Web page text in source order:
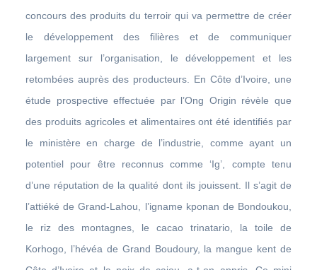
concours des produits du terroir qui va permettre de créer
le développement des filières et de communiquer
largement sur l’organisation, le développement et les
retombées auprès des producteurs. En Côte d’Ivoire, une
étude prospective effectuée par l’Ong Origin révèle que
des produits agricoles et alimentaires ont été identifiés par
le ministère en charge de l’industrie, comme ayant un
potentiel pour être reconnus comme ‘Ig’, compte tenu
d’une réputation de la qualité dont ils jouissent. Il s’agit de
l’attiéké de Grand-Lahou, l’igname kponan de Bondoukou,
le riz des montagnes, le cacao trinatario, la toile de
Korhogo, l’hévéa de Grand Boudoury, la mangue kent de